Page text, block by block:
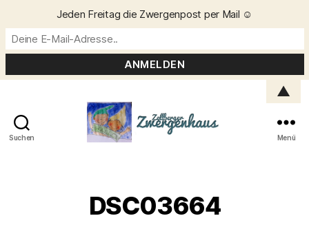
Suchen Menü
DSC03664
n
C
Jeden Freitag die Zwergenpost per Mail ☺️
▲